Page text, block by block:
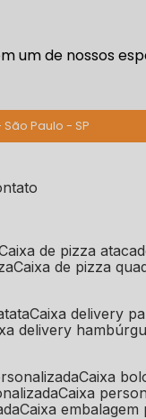
um de nossos
Paulo - SP
caixa de pizza
caixa de pizza
caixa delivery
delivery
caixa
caixa
caixa